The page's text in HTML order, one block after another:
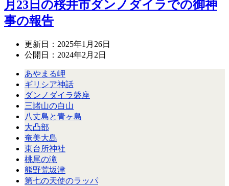
月23日の桜井市ダンノダイラでの御神
事の報告
更新日： 2025年1月26日
公開日： 2024年2月2日
あやまる岬
ギリシア神話
ダンノダイラ磐座
三諸山の白山
八丈島と青ヶ島
大凸部
奄美大島
東台所神社
桃尾の滝
熊野荒坂津
第七の天使のラッパ